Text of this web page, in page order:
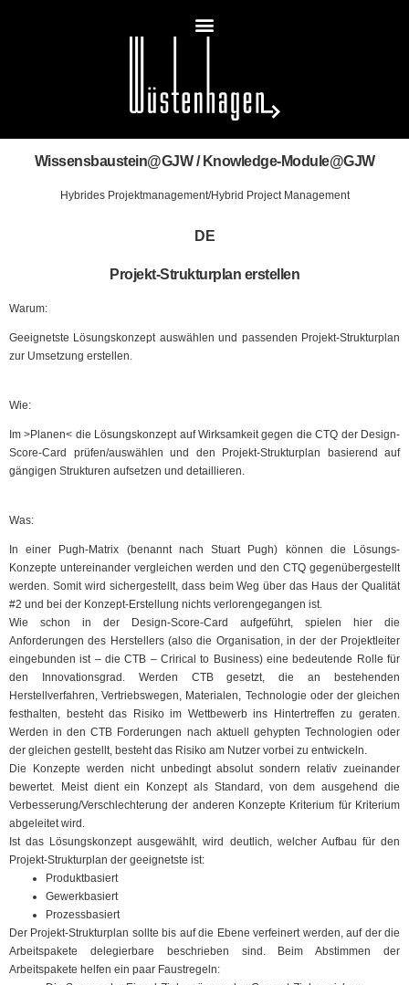
Wissensbaustein@GJW / Knowledge-Module@GJW
Hybrides Projektmanagement/Hybrid Project Management
DE
Projekt-Strukturplan erstellen
Warum:
Geeignetste Lösungskonzept auswählen und passenden Projekt-Strukturplan
zur Umsetzung erstellen.
Wie:
Im >Planen< die Lösungskonzept auf Wirksamkeit gegen die CTQ der Design-
Score-Card prüfen/auswählen und den Projekt-Strukturplan basierend auf
gängigen Strukturen aufsetzen und detaillieren.
Was:
In einer Pugh-Matrix (benannt nach Stuart Pugh) können die Lösungs-
Konzepte untereinander vergleichen werden und den CTQ gegenübergestellt
werden. Somit wird sichergestellt, dass beim Weg über das Haus der Qualität
#2 und bei der Konzept-Erstellung nichts verlorengegangen ist.
Wie schon in der Design-Score-Card aufgeführt, spielen hier die
Anforderungen des Herstellers (also die Organisation, in der der Projektleiter
eingebunden ist – die CTB – Crirical to Business) eine bedeutende Rolle für
den Innovationsgrad. Werden CTB gesetzt, die an bestehenden
Herstellverfahren, Vertriebswegen, Materialen, Technologie oder der gleichen
festhalten, besteht das Risiko im Wettbewerb ins Hintertreffen zu geraten.
Werden in den CTB Forderungen nach aktuell gehypten Technologien oder
der gleichen gestellt, besteht das Risiko am Nutzer vorbei zu entwickeln.
Die Konzepte werden nicht unbedingt absolut sondern relativ zueinander
bewertet. Meist dient ein Konzept als Standard, von dem ausgehend die
Verbesserung/Verschlechterung der anderen Konzepte Kriterium für Kriterium
abgeleitet wird.
Ist das Lösungskonzept ausgewählt, wird deutlich, welcher Aufbau für den
Projekt-Strukturplan der geeignetste ist:
Produktbasiert
Gewerkbasiert
Prozessbasiert
Der Projekt-Strukturplan sollte bis auf die Ebene verfeinert werden, auf der die
Arbeitspakete delegierbare beschrieben sind. Beim Abstimmen der
Arbeitspakete helfen ein paar Faustregeln: